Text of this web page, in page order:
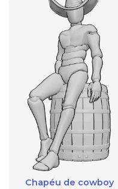
Chapéu de cowboy